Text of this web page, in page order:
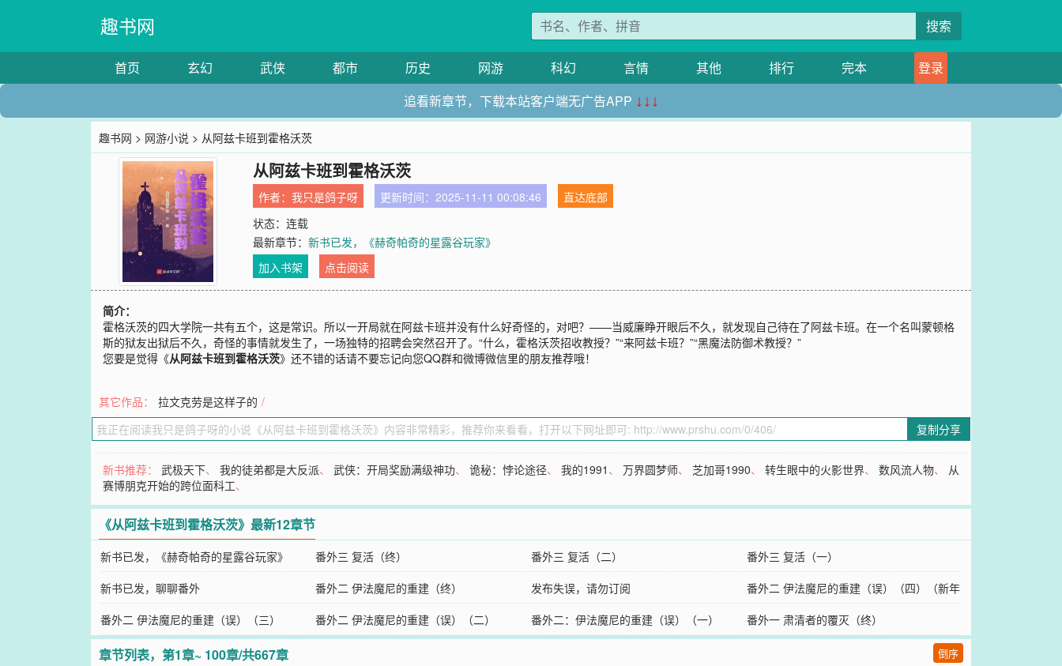
趣书网 搜索
首页 玄幻 武侠 都市 历史 网游 科幻 言情 其他 排行 完本
登录
追看新章节，下载本站客户端无广告APP ↓↓↓
趣书网 > 网游小说 > 从阿兹卡班到霍格沃茨
从阿兹卡班到霍格沃茨
作者：我只是鸽子呀 更新时间：2025-11-11 00:08:46
直达底部
状态：连载
最新章节：新书已发，《赫奇帕奇的星露谷玩家》
加入书架
点击阅读
简介：
霍格沃茨的四大学院一共有五个，这是常识。所以一开局就在阿兹卡班并没有什么好奇怪的，对吧？——当威廉睁开眼后不久，就发现自己待在了阿兹卡班。在一个名叫蒙顿格
斯的狱友出狱后不久，奇怪的事情就发生了，一场独特的招聘会突然召开了。“什么，霍格沃茨招收教授？”“来阿兹卡班？”“黑魔法防御术教授？”
您要是觉得《从阿兹卡班到霍格沃茨》还不错的话请不要忘记向您QQ群和微博微信里的朋友推荐哦！
其它作品： 拉文克劳是这样子的 /
复制分享
新书推荐：武极天下、我的徒弟都是大反派、武侠：开局奖励满级神功、诡秘：悖论途径、我的1991 、万界圆梦师、芝加哥1990、转生眼中的火影世界、数风流人物、 从
赛博朋克开始的跨位面科工、
《从阿兹卡班到霍格沃茨》最新12章节
新书已发，《赫奇帕奇的星露谷玩家》 番外三 复活（终） 番外三 复活（二）
番外三 复活（一）
新书已发，聊聊番外
番外二 伊法魔尼的重建（终） 发布失误，请勿订阅
番外二 伊法魔尼的重建（误）（四）（新年
快乐）
番外二 伊法魔尼的重建（误）（三） 番外二 伊法魔尼的重建（误）（二） 番外二：伊法魔尼的重建（误）（一） 番外一 肃清者的覆灭（终）
章节列表，第1章~ 100章/共667章 倒序